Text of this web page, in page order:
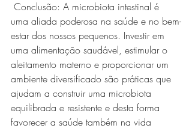
uma aliada poderosa na saúde e no bem-
estar dos nossos pequenos. Investir em
uma alimentação saudável, estimular o
aleitamento materno e proporcionar um
ambiente diversificado são práticas que
ajudam a construir uma microbiota
equilibrada e resistente e desta forma
favorecer a saúde também na vida